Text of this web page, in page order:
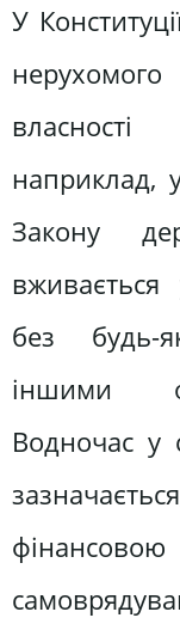
У
наприклад,
Закону
вживається
без будь-
іншими
Водночас у